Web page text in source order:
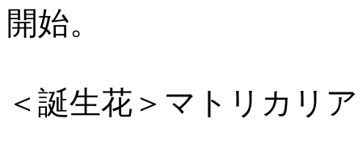
開始。
＜誕生花＞マトリカリ